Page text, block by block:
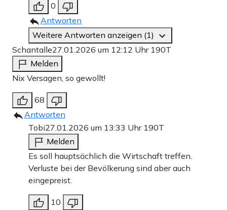
0
Antworten
Weitere Antworten anzeigen (1)
Schantalle27.01.2026 um 12:12 Uhr 190T
Melden
Nix Versagen, so gewollt!
68
Antworten
Tobi27.01.2026 um 13:33 Uhr 190T
Melden
Es soll hauptsächlich die Wirtschaft treffen.
Verluste bei der Bevölkerung sind aber auch
eingepreist.
10